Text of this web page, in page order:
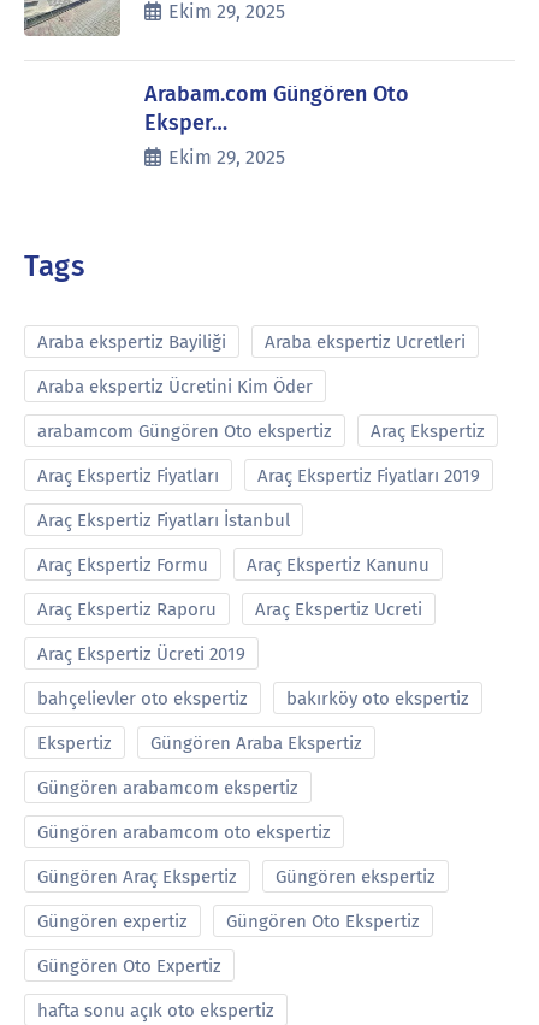
Ekim 29, 2025
Arabam.com Güngören Oto
Eksper…
Ekim 29, 2025
Tags
Araba ekspertiz Bayiliği Araba ekspertiz Ucretleri
Araba ekspertiz Ücretini Kim Öder
arabamcom Güngören Oto ekspertiz Araç Ekspertiz
Araç Ekspertiz Fiyatları Araç Ekspertiz Fiyatları 2019
Araç Ekspertiz Fiyatları İstanbul
Araç Ekspertiz Formu Araç Ekspertiz Kanunu
Araç Ekspertiz Raporu Araç Ekspertiz Ucreti
Araç Ekspertiz Ücreti 2019
bahçelievler oto ekspertiz bakırköy oto ekspertiz
Ekspertiz Güngören Araba Ekspertiz
Güngören arabamcom ekspertiz
Güngören arabamcom oto ekspertiz
Güngören Araç Ekspertiz Güngören ekspertiz
Güngören expertiz Güngören Oto Ekspertiz
Güngören Oto Expertiz
hafta sonu açık oto ekspertiz